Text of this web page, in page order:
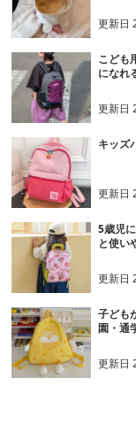
更新日
こども
になれ
更新日
キッズ
更新日
5歳児
と使い
更新日
子ども
園・通
更新日